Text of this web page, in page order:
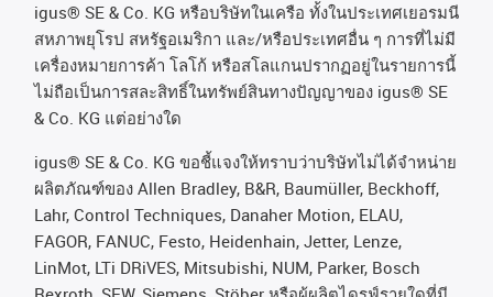
igus® SE & Co. KG หรือบริษัทในเครือ ทั้งในประเทศเยอรมนี
สหภาพยุโรป สหรัฐอเมริกา และ/หรือประเทศอื่น ๆ การที่ไม่มี
เครื่องหมายการค้า โลโก้ หรือสโลแกนปรากฏอยู่ในรายการนี้
ไม่ถือเป็นการสละสิทธิ์ในทรัพย์สินทางปัญญาของ igus® SE
& Co. KG แต่อย่างใด
igus® SE & Co. KG ขอชี้แจงให้ทราบว่าบริษัทไม่ได้จําหน่าย
ผลิตภัณฑ์ของ Allen Bradley, B&R, Baumüller, Beckhoff,
Lahr, Control Techniques, Danaher Motion, ELAU,
FAGOR, FANUC, Festo, Heidenhain, Jetter, Lenze,
LinMot, LTi DRiVES, Mitsubishi, NUM, Parker, Bosch